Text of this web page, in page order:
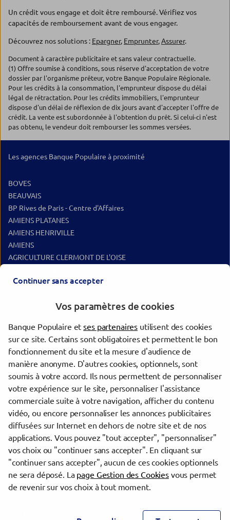
Un crédit vous engage et doit être remboursé. Vérifiez vos
capacités de remboursement avant de vous engager.
Découvrez nos solutions : Epargner, Emprunter,Assurer.
Document à caractère publicitaire et sans valeur contractuelle.
(1) Offre soumise à conditions, sous réserve d'acceptation de votre
dossier par l'organisme prêteur, votre Banque Populaire Régionale.
Pour les crédits à la consommation, l'emprunteur dispose du délai
légal de rétractation. Pour les crédits immobiliers, l'emprunteur
dispose d'un délai de réflexion de dix jours avant d'accepter l'offre de
crédit. La vente est subordonnée à l'obtention du prêt. Si celui-ci n'est
pas obtenu, le vendeur doit rembourser les sommes versées.
Les agences Banque Populaire à proximité
BOVES
BEAUVAIS
BP Rives de Paris - Centre d'Affaires
AMIENS PLATANES
AMIENS HENRIVILLE
AMIENS
AGRICULTURE CLERMONT DE L'OISE
Amiens
Nogent-sur-Oise
Creil
Compiègne
Trouver une agence Banque Populaire
Oise
Breteuil
BRETEUIL SUR NOYE
evermaps ©
Continuer sans accepter
Vos paramètres de cookies
Banque Populaire etses partenaires utilisent des cookies
sur ce site. Certains sont obligatoires et permettent le bon
fonctionnement du site et la mesure d'audience de
manière anonyme. D'autres cookies, optionnels, sont
soumis à votre accord. Ils nous permettent de personnaliser
votre expérience sur le site, personnaliser l'assistance
commerciale suite à votre navigation, afficher du contenu
vidéo, ou encore personnaliser les annonces publicitaires
diffusées sur Internet en dehors de notre site et de nos
applications. Vous pouvez "tout accepter", "personnaliser"
vos choix ou "continuer sans accepter". En cliquant sur
"continuer sans accepter", aucun de ces cookies optionnels
ne sera déposé. La page Gestion des Cookiesvous permet
de revenir sur vos choix à tout moment.